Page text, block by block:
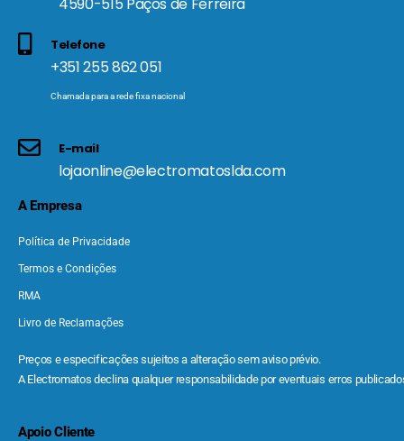
Telefone
+351 255 862 051
Chamada para a rede fixa nacional
E-mail
lojaonline@electromatoslda.com
A Empresa
Política de Privacidade
Termos e Condições
RMA
Livro de Reclamações
Preços e especificações sujeitos a alteração sem aviso prévio.
A Electromatos declina qualquer responsabilidade por eventuais erros
Apoio Cliente